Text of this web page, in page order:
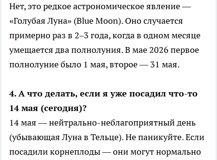
Нет, это редкое астрономическое явление —
«Голубая Луна» (Blue Moon). Оно случается
примерно раз в 2–3 года, когда в одном месяце
умещается два полнолуния. В мае 2026 первое
полнолуние было 1 мая, второе — 31 мая.
4. А что делать, если я уже посадил что-то
14 мая (сегодня)?
14 мая — нейтрально-неблагоприятный день
(убывающая Луна в Тельце). Не паникуйте. Если
посадили корнеплоды — они могут нормально